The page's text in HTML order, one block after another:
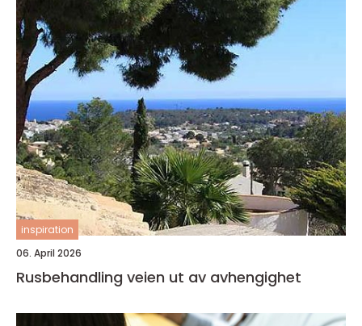
inspiration
06. April 2026
Rusbehandling veien ut av avhengighet